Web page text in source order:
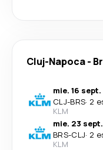
Cluj-Napoca-
mie. 16 sept.
CLJ-BRS· 2
KLM
mie. 23 sept.
BRS-CLJ· 2
KLM